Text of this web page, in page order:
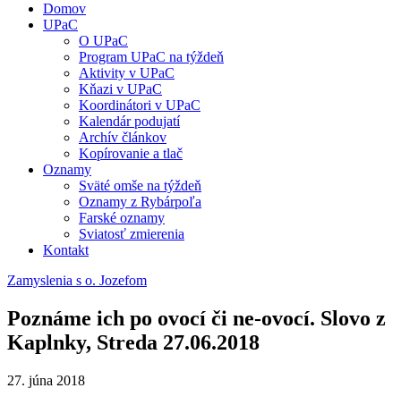
Domov
UPaC
O UPaC
Program UPaC na týždeň
Aktivity v UPaC
Kňazi v UPaC
Koordinátori v UPaC
Kalendár podujatí
Archív článkov
Kopírovanie a tlač
Oznamy
Sväté omše na týždeň
Oznamy z Rybárpoľa
Farské oznamy
Sviatosť zmierenia
Kontakt
Zamyslenia s o. Jozefom
Poznáme ich po ovocí či ne-ovocí. Slovo z
Kaplnky, Streda 27.06.2018
27. júna 2018